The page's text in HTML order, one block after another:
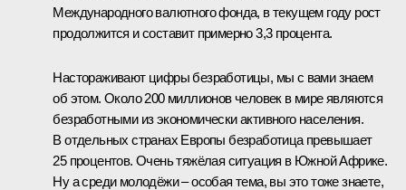
Международного валютного фонда, в текущем году рост
продолжится и составит примерно 3,3 процента.
Настораживают цифры безработицы, мы с вами знаем
об этом. Около 200 миллионов человек в мире являются
безработными из экономически активного населения.
В отдельных странах Европы безработица превышает
25 процентов. Очень тяжёлая ситуация в Южной Африке.
Ну а среди молодёжи – особая тема, вы это тоже знаете,